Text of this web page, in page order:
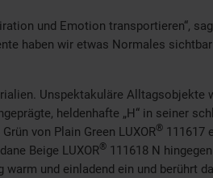
und Emotion transportieren“,
haben wir etwas Normales sichtbar
Unspektakuläre Alltagsobjekte
heldenhafte „H“ in seiner
von Plain Green LUXOR® 111617
Beige LUXOR® 111618 N
und einladend ein und berührt